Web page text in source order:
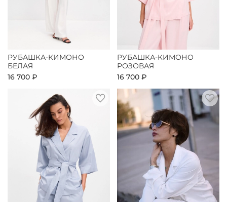
РУБАШКА-КИМОНО
БЕЛАЯ
16 700 ₽
РУБАШКА-КИМОНО
РОЗОВАЯ
16 700 ₽